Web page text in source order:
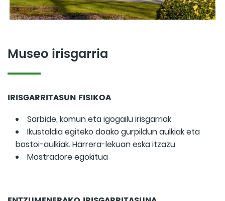
Museo irisgarria
IRISGARRITASUN FISIKOA
Sarbide, komun eta igogailu irisgarriak
Ikustaldia egiteko doako gurpildun aulkiak eta
bastoi-aulkiak. Harrera-lekuan eska itzazu
Mostradore egokitua